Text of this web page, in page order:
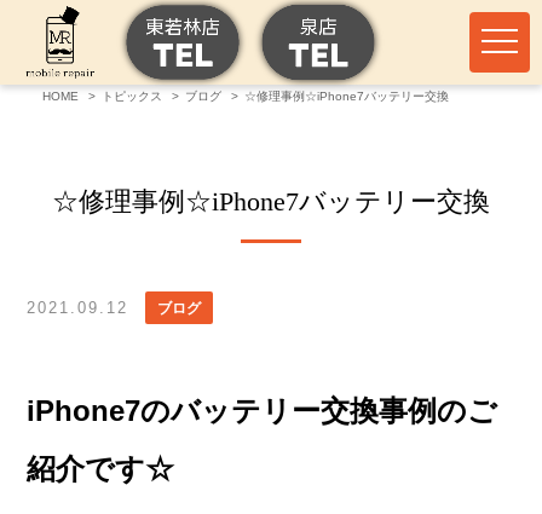
HOME トピックス ブログ ☆修理事例☆iPhone7バッテリー交換
☆修理事例☆iPhone7バッテリー交換
2021.09.12 ブログ
iPhone7のバッテリー交換事例のご
紹介です☆